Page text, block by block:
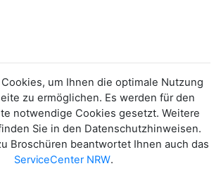
um Ihnen die optimale Nutzung
zu ermöglichen. Es werden für den
notwendige Cookies gesetzt. Weitere
Sie in den Datenschutzhinweisen.
Broschüren beantwortet Ihnen auch das
ServiceCenter NRW.